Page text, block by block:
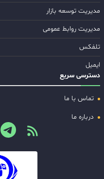
مدیریت توسعه بازار
مدیریت روابط عمومی
تلفکس
ایمیل
دسترسی سریع
تماس با ما
درباره ما